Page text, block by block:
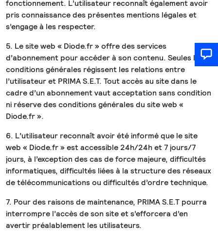
fonctionnement. L’utilisateur reconnaît également avoir
pris connaissance des présentes mentions légales et
s’engage à les respecter.
5. Le site web « Diode.fr » offre des services
d’abonnement pour accéder à son contenu. Seules les
conditions générales régissent les relations entre
l’utilisateur et PRIMA S.E.T. Tout accès au site dans le
cadre d’un abonnement vaut acceptation sans condition
ni réserve des conditions générales du site web «
Diode.fr ».
6. L’utilisateur reconnaît avoir été informé que le site
web « Diode.fr » est accessible 24h/24h et 7 jours/7
jours, à l’exception des cas de force majeure, difficultés
informatiques, difficultés liées à la structure des réseaux
de télécommunications ou difficultés d’ordre technique.
7. Pour des raisons de maintenance, PRIMA S.E.T pourra
interrompre l’accès de son site et s’efforcera d’en
avertir préalablement les utilisateurs.